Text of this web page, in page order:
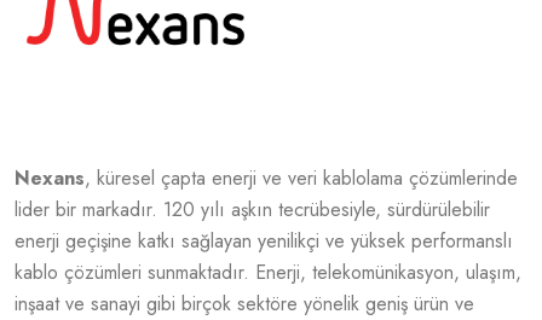
Nexans, küresel çapta enerji ve veri kablolama çözümlerinde
lider bir markadır. 120 yılı aşkın tecrübesiyle, sürdürülebilir
enerji geçişine katkı sağlayan yenilikçi ve yüksek performanslı
kablo çözümleri sunmaktadır. Enerji, telekomünikasyon, ulaşım,
inşaat ve sanayi gibi birçok sektöre yönelik geniş ürün ve